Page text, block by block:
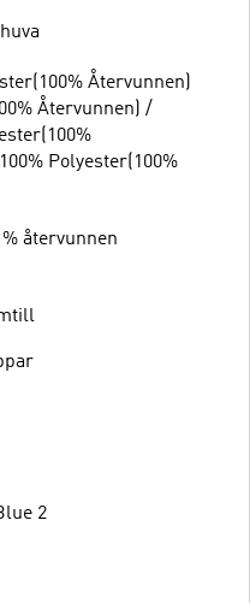
Återvunnen)
Återvunnen) /
Polyester(100%
återvunnen
2